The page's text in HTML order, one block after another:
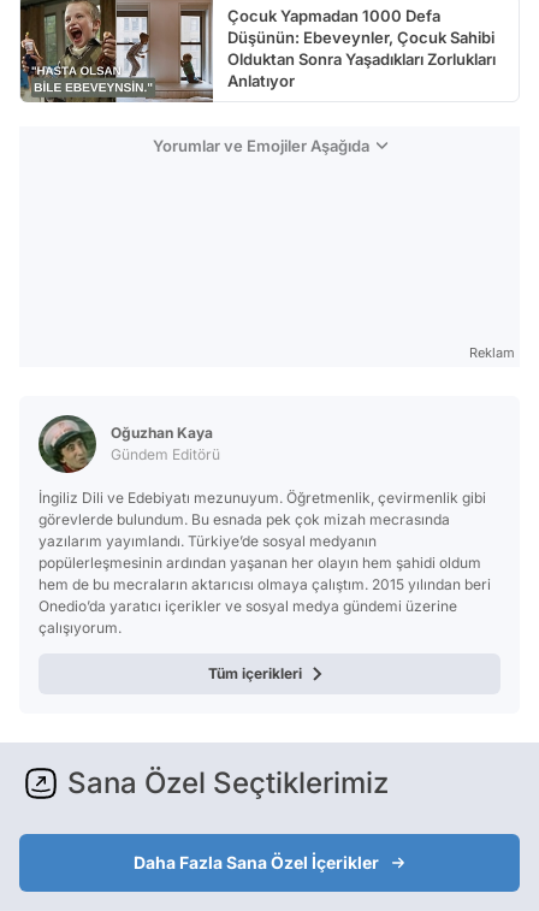
Çocuk Yapmadan 1000 Defa
Düşünün: Ebeveynler, Çocuk Sahibi
Olduktan Sonra Yaşadıkları Zorlukları
Anlatıyor
Yorumlar ve Emojiler Aşağıda
Reklam
Oğuzhan Kaya
Gündem Editörü
İngiliz Dili ve Edebiyatı mezunuyum. Öğretmenlik, çevirmenlik gibi
görevlerde bulundum. Bu esnada pek çok mizah mecrasında
yazılarım yayımlandı. Türkiye’de sosyal medyanın
popülerleşmesinin ardından yaşanan her olayın hem şahidi oldum
hem de bu mecraların aktarıcısı olmaya çalıştım. 2015 yılından beri
Onedio’da yaratıcı içerikler ve sosyal medya gündemi üzerine
çalışıyorum.
Tüm içerikleri
Sana Özel Seçtiklerimiz
Daha Fazla Sana Özel İçerikler